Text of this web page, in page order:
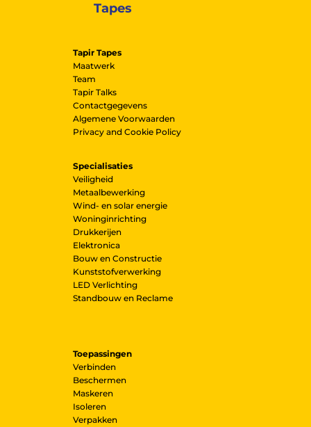
Tapes
Tapir Tapes
Maatwerk
Team
Tapir Talks
Contactgegevens
Algemene Voorwaarden
Privacy and Cookie Policy
Specialisaties
Veiligheid
Metaalbewerking
Wind- en solar energie
Woninginrichting
Drukkerijen
Elektronica
Bouw en Constructie
Kunststofverwerking
LED Verlichting
Standbouw en Reclame
Toepassingen
Verbinden
Beschermen
Maskeren
Isoleren
Verpakken